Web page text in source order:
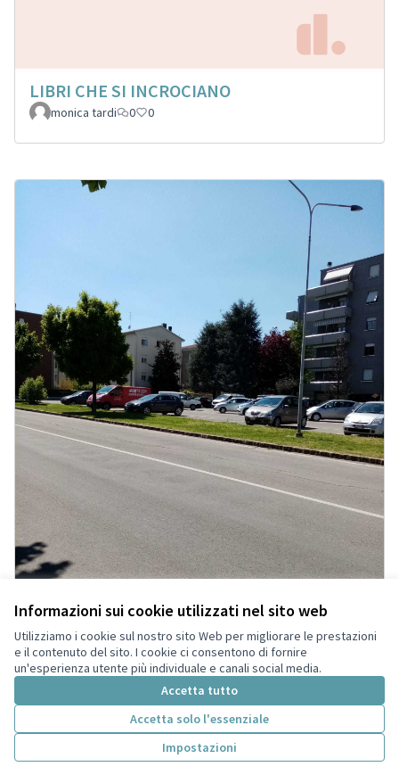
Informazioni sui cookie utilizzati nel sito web
Utilizziamo i cookie sul nostro sito Web per migliorare le prestazioni
e il contenuto del sito. I cookie ci consentono di fornire
un'esperienza utente più individuale e canali social media.
Accetta tutto
Accetta solo l'essenziale
Impostazioni
LIBRI CHE SI INCROCIANO
monica tardi 0 0
Non solo un parcheggio per Piazza
Centro Sociale Età Libera 0 1